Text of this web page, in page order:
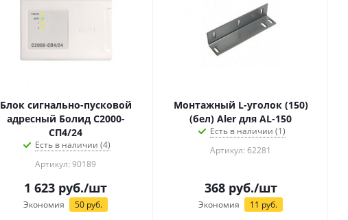
Блок сигнально-пусковой
адресный Болид С2000-
СП4/24
Есть в наличии (4)
Артикул: 90189
1 623 руб./шт
Экономия 50 руб.
Монтажный L-уголок (150)
(бел) Aler для AL-150
Есть в наличии (1)
Артикул: 62281
368руб./шт
Экономия 11 руб.